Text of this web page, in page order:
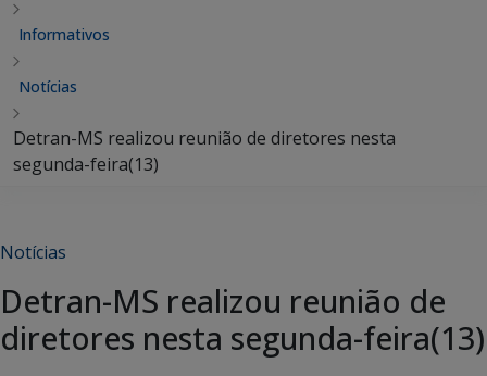
Informativos
Notícias
Detran-MS realizou reunião de diretores nesta
segunda-feira(13)
Notícias
Detran-MS realizou reunião de
diretores nesta segunda-feira(13)